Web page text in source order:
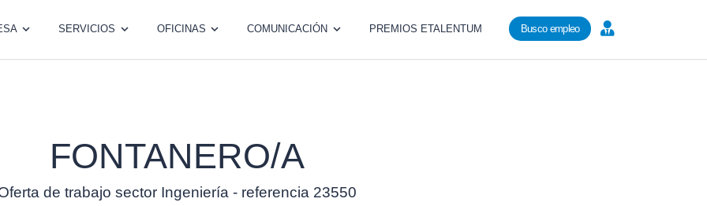
SERVICIOS OFICINAS COMUNICACIÓN PREMIOS ETALENTUM Busco empleo
FONTANERO/A
de trabajo sector Ingeniería - referencia 23550